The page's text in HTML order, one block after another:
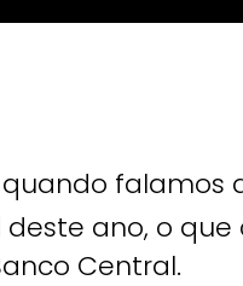
falamos
ano, o que
Central.